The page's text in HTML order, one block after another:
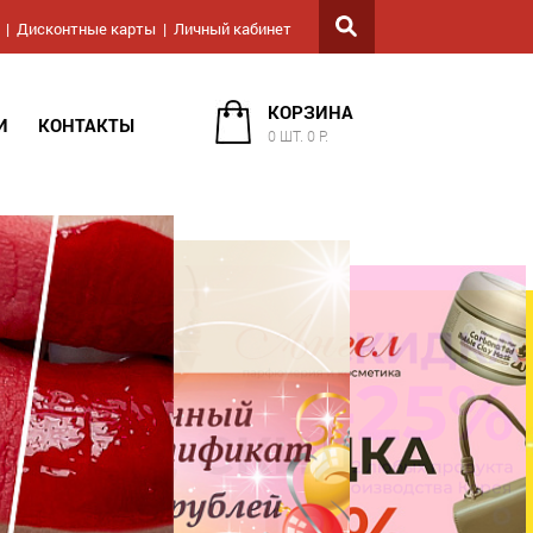
Дисконтные карты Личный кабинет
КОНТАКТЫ
КОРЗИНА
0 ШТ. 0 Р.